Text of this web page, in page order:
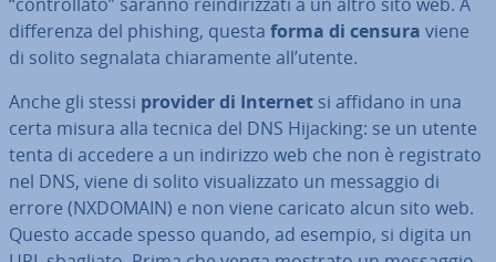
dif­fe­ren­za del phishing, questa forma di censura viene
di solito segnalata chia­ra­men­te all’utente.
Anche gli stessi provider di Internet si affidano in una
certa misura alla tecnica del DNS Hijacking: se un utente
tenta di accedere a un indirizzo web che non è re­gi­stra­to
nel DNS, viene di solito vi­sua­liz­za­to un messaggio di
errore (NXDOMAIN) e non viene caricato alcun sito web.
Questo accade spesso quando, ad esempio, si digita un